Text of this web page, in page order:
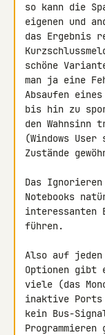
so kann die
eigenen und
das Ergebnis
schöne
man ja eine
Absaufen
bis hin zu
den Wahnsinn
(Windows
Zustände
Das Ignorieren
Notebooks
interessanten
führen.
Also auf
Optionen gibt
viele (das
inaktive Ports
kein Bus-